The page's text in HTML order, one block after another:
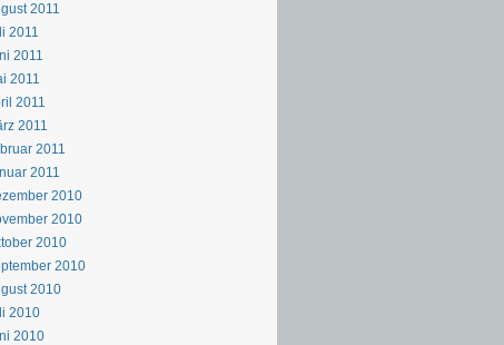
2011
2011
2011
2011
2011
2011
2011
2011
2010
2010
2010
2010
2010
2010
2010